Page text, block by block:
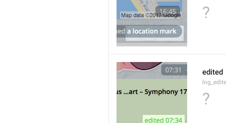
?
edited
?